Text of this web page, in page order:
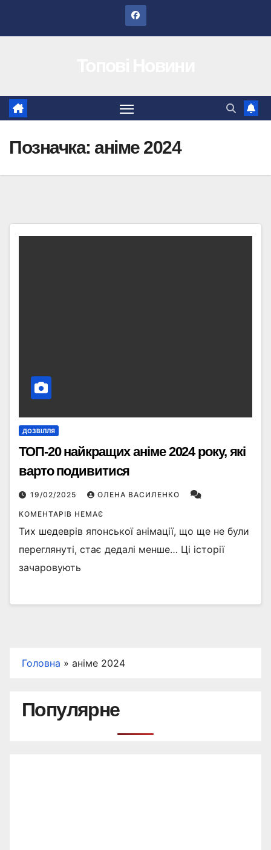
Позначка: аніме 2024
ДОЗВІЛЛЯ
ТОП-20 найкращих аніме 2024 року, які
варто подивитися
19/02/2025 ОЛЕНА ВАСИЛЕНКО
КОМЕНТАРІВ НЕМАЄ
Тих шедеврів японської анімації, що ще не були
переглянуті, стає дедалі менше… Ці історії
зачаровують
Головна » аніме 2024
Популярне